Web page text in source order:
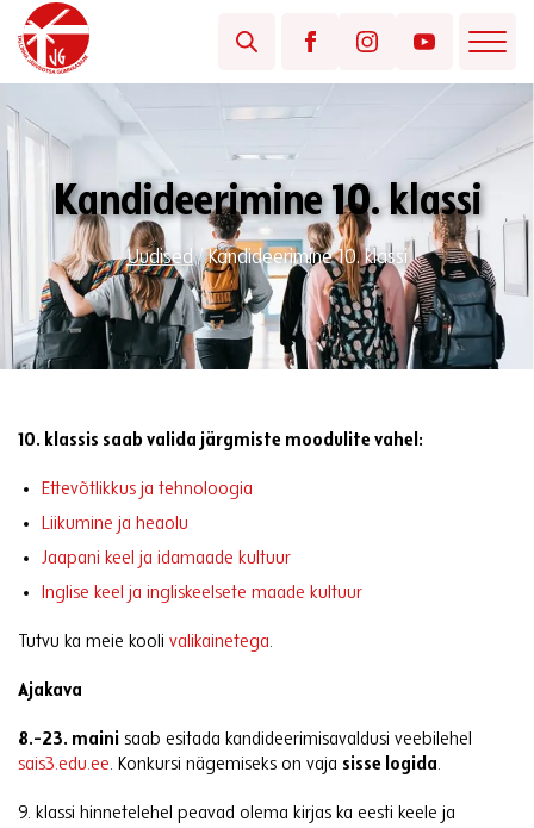
Kandideerimine 10. klassi
Uudised/Kandideerimine 10. klassi
10. klassis saab valida järgmiste moodulite vahel:
Ettevõtlikkus ja tehnoloogia
Liikumine ja heaolu
Jaapani keel ja idamaade kultuur
Inglise keel ja ingliskeelsete maade kultuur
Tutvu ka meie kooli valikainetega.
Ajakava
8.-23. maini saab esitada kandideerimisavaldusi veebilehel
sais3.edu.ee. Konkursi nägemiseks on vaja sisse logida.
9. klassi hinnetelehel peavad olema kirjas ka eesti keele ja